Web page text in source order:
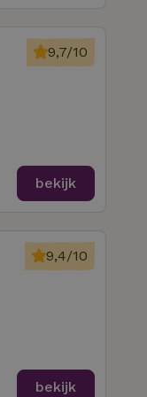
9,7/10
bekijk
9,4/10
bekijk